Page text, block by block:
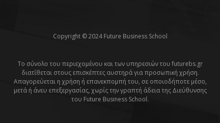
Copyright © 2024 Future Business School
Το σύνολο του περιεχομένου και των υπηρεσιών του futurebs.gr
διατίθεται στους επισκέπτες αυστηρά για προσωπική χρήση.
Απαγορεύεται η χρήση ή επανεκπομπή του, σε οποιοδήποτε μέσο,
μετά ή άνευ επεξεργασίας, χωρίς την γραπτή άδεια της Διεύθυνσης
του Future Business School.